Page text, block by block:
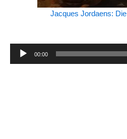
Jacques Jordaens:
Audio-
00:00